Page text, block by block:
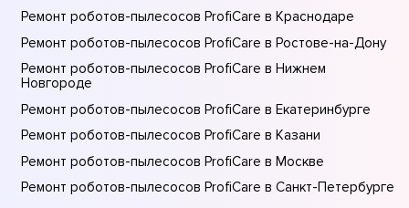
Ремонт роботов-пылесосов ProfiCare в Краснодаре
Ремонт роботов-пылесосов ProfiCare в Ростове-на-Донy
Ремонт роботов-пылесосов ProfiCare в Нижнем
Новгороде
Ремонт роботов-пылесосов ProfiCare в Екатеринбурге
Ремонт роботов-пылесосов ProfiCare в Казани
Ремонт роботов-пылесосов ProfiCare в Москве
Ремонт роботов-пылесосов ProfiCare в Санкт-Петербурге